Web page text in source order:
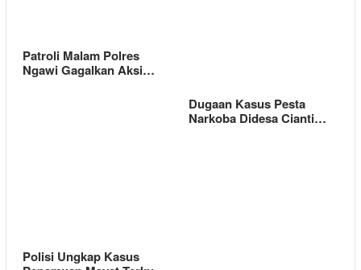
Patroli Malam Polres
Ngawi Gagalkan Aksi…
Dugaan Kasus Pesta
Narkoba Didesa Cianti…
Polisi Ungkap Kasus